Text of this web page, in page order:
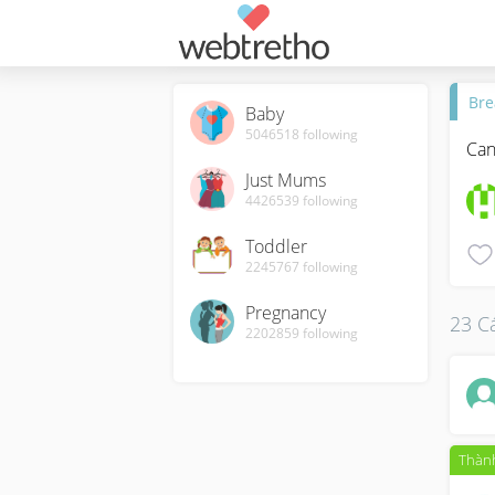
Baby
5046518 following
Just Mums
4426539 following
Toddler
2245767 following
Pregnancy
2202859 following 23